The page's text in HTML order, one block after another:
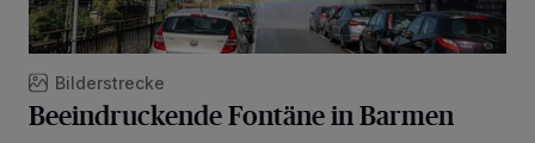
Bilderstrecke
Beeindruckende Fontäne in Barmen